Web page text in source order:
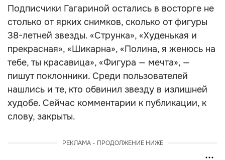
Подписчики Гагариной остались в восторге не
столько от ярких снимков, сколько от фигуры
38-летней звезды. «Струнка», «Худенькая и
прекрасная», «Шикарна», «Полина, я женюсь на
тебе, ты красавица», «Фигура — мечта», —
пишут поклонники. Среди пользователей
нашлись и те, кто обвинил звезду в излишней
худобе. Сейчас комментарии к публикации, к
слову, закрыты.
РЕКЛАМА - ПРОДОЛЖЕНИЕ НИЖЕ